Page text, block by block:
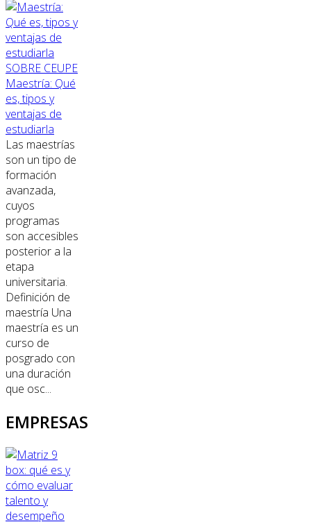
SOBRE CEUPE
Maestría: Qué
es, tipos y
ventajas de
estudiarla
Las maestrías
son un tipo de
formación
avanzada,
cuyos
programas
son accesibles
posterior a la
etapa
universitaria.
Definición de
maestría Una
maestría es un
curso de
posgrado con
una duración
que osc...
EMPRESAS